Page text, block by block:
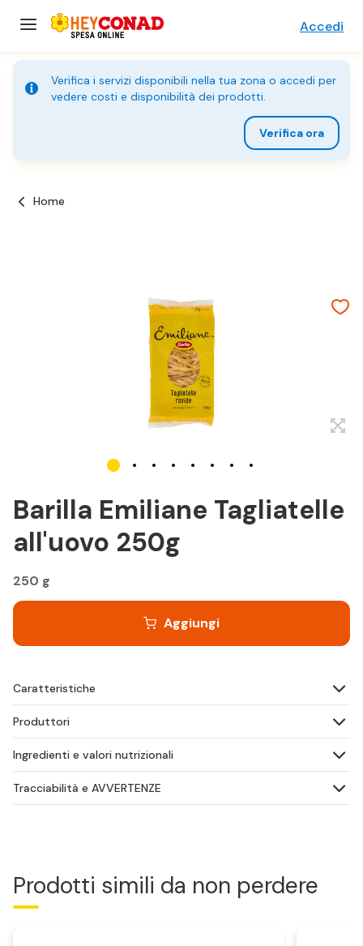
Accedi
Verifica i servizi disponibili nella tua zona o accedi per
vedere costi e disponibilità dei prodotti.
Verifica ora
Home
Barilla Emiliane Tagliatelle
all'uovo 250g
250 g
Aggiungi
Caratteristiche
Produttori
Ingredienti e valori nutrizionali
Tracciabilità e AVVERTENZE
Prodotti simili da non perdere